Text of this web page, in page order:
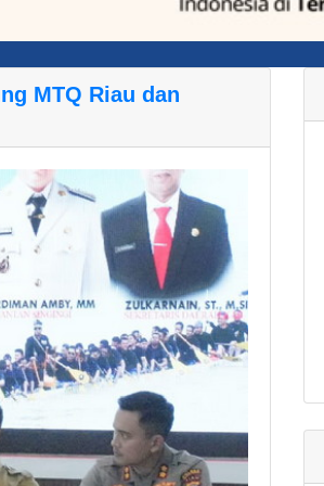
MTQ Riau dan